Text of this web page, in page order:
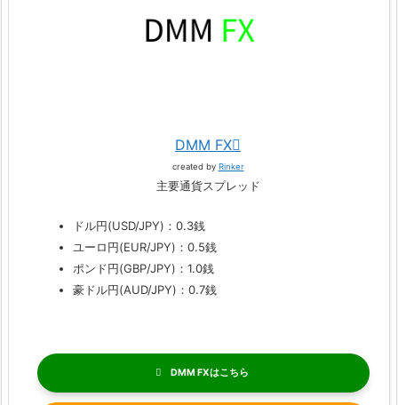
DMM FX
created by Rinker
主要通貨スプレッド
ドル円(USD/JPY)：0.3銭
ユーロ円(EUR/JPY)：0.5銭
ポンド円(GBP/JPY)：1.0銭
豪ドル円(AUD/JPY)：0.7銭
DMM FX